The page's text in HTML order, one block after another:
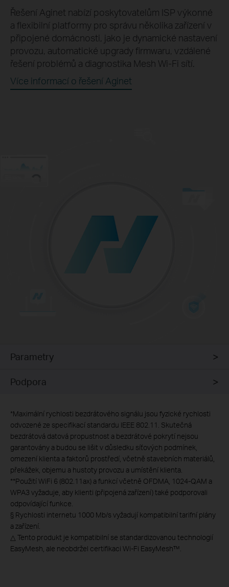
Řešení Aginet nabízí poskytovatelům ISP výkonné
a flexibilní platformy pro správu několika zařízení v
připojené domácnosti, jako je dynamické nastavení
provozu, automatické upgrady firmwaru, vzdálené
řešení problémů a diagnostika Mesh Wi-Fi sítí.
Více informací o řešení Aginet
Parametry
Podpora
*Maximální rychlosti bezdrátového signálu jsou fyzické rychlosti
odvozené ze specifikací standardu IEEE 802.11. Skutečná
bezdrátová datová propustnost a bezdrátové pokrytí nejsou
garantovány a budou se lišit v důsledku síťových podmínek,
omezení klienta a faktorů prostředí, včetně stavebních materiálů,
překážek, objemu a hustoty provozu a umístění klienta.
**Použití WiFi 6 (802.11ax) a funkcí včetně OFDMA, 1024-QAM a
WPA3 vyžaduje, aby klienti (připojená zařízení) také podporovali
odpovídající funkce.
§ Rychlosti internetu 1000 Mb/s vyžadují kompatibilní tarifní plány
a zařízení.
△ Tento produkt je kompatibilní se standardizovanou technologií
EasyMesh, ale neobdržel certifikaci Wi-Fi EasyMesh™.